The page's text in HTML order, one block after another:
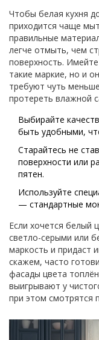
Чтобы белая кухня
приходится чаще
правильные
легче отмыть, чем
поверхность.
такие маркие, но и
требуют чуть
протереть влажной
Выбирайте
быть удобными,
Старайтесь не
поверхности или
пятен.
Используйте
— стандартные
Если хочется белый
светло-серыми или
маркость и придаст
скажем, часто
фасады цвета
выигрывают у
при этом смотрятся